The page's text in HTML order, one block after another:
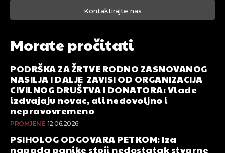
Kontaktirajte nas
Morate pročitati
PODRŠKA ZA ŽRTVE RODNO ZASNOVANOG
NASILJA I DALJE ZAVISI OD ORGANIZACIJA
CIVILNOG DRUŠTVA I DONATORA: Vlade
izdvajaju novac, ali nedovoljno i
nepravovremeno
PROMJENE 12.06.2026
PSIHOLOG ODGOVARA PETKOM: Iza
napada panike stoji nedostatak stvarne